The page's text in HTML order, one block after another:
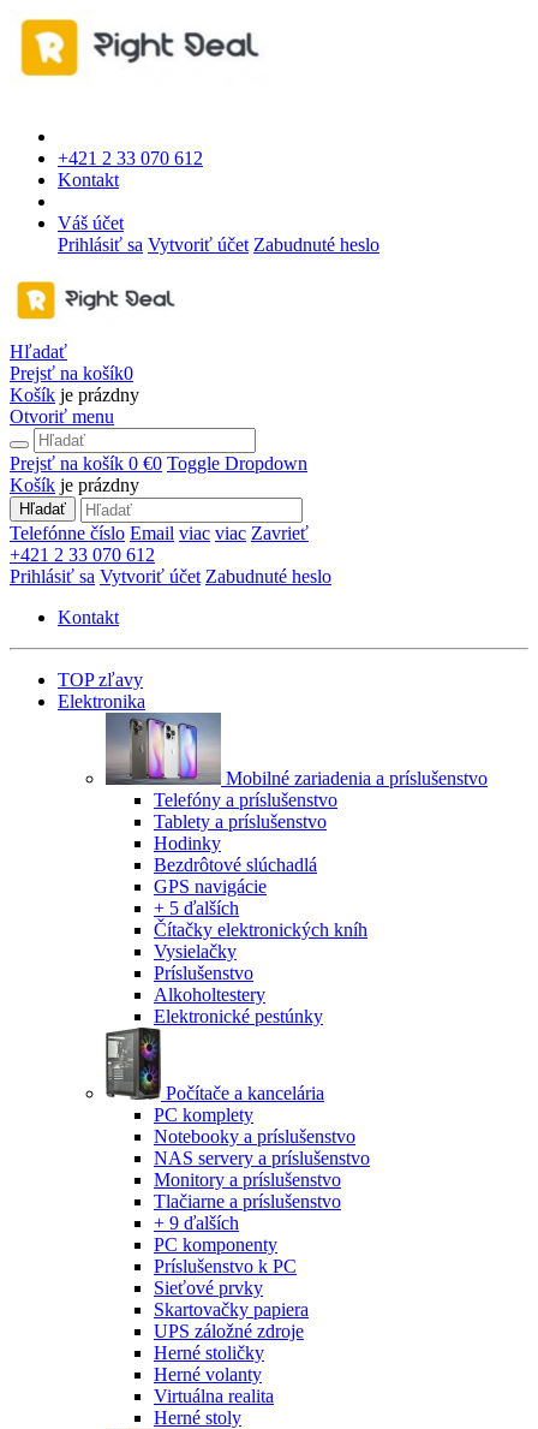
+421 2 33 070 612
Kontakt
Váš účet
Prihlásiť sa Vytvoriť účet Zabudnuté heslo
Hľadať
Prejsť na košík0
Košík je prázdny
Otvoriť menu
Prejsť na košík 0 €0 Toggle Dropdown
Košík je prázdny
Hľadať
Telefónne číslo Email viac viac Zavrieť
+421 2 33 070 612
Prihlásiť sa Vytvoriť účet Zabudnuté heslo
Kontakt
TOP zľavy
Elektronika
Mobilné zariadenia a príslušenstvo
Telefóny a príslušenstvo
Tablety a príslušenstvo
Hodinky
Bezdrôtové slúchadlá
GPS navigácie
+ 5 ďalších
Čítačky elektronických kníh
Vysielačky
Príslušenstvo
Alkoholtestery
Elektronické pestúnky
Počítače a kancelária
PC komplety
Notebooky a príslušenstvo
NAS servery a príslušenstvo
Monitory a príslušenstvo
Tlačiarne a príslušenstvo
+ 9 ďalších
PC komponenty
Príslušenstvo k PC
Sieťové prvky
Skartovačky papiera
UPS záložné zdroje
Herné stoličky
Herné volanty
Virtuálna realita
Herné stoly